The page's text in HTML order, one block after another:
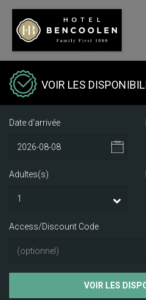
VOIR LES
Date d'arrivée
Adultes(s)
Access/Discount Code
VOIR LES